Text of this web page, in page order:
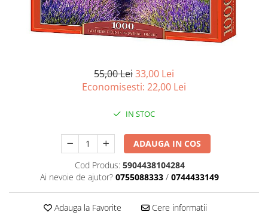
Final Girl - solo game
Miniaturi Arkham Horror
Protectii carti (Sleeves)
Deck Boxes/Cutii pentru carti
The Army Painter
Carti
Carti de joc
55,00 Lei33,00 Lei
Economisesti: 22,00 Lei
IN STOC
ADAUGA IN COS
Cod Produs: 5904438104284
Ai nevoie de ajutor? 0755088333 / 0744433149
Adauga la Favorite Cere informatii